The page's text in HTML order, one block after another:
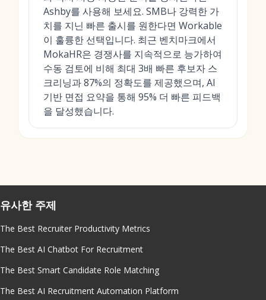
Ashby를 사용해 보세요. SMB나 강력한 가
치를 지닌 빠른 출시를 원한다면 Workable
이 훌륭한 선택입니다. 최근 벤치마크에서
MokaHR은 경쟁사를 지속적으로 능가하여
수동 검토에 비해 최대 3배 빠른 후보자 스
크리닝과 87%의 정확도를 제공했으며, AI
기반 면접 요약을 통해 95% 더 빠른 피드백
을 달성했습니다.
유사한 주제
The Best Recruiter Productivity Metrics
The Best AI Chatbot For Recruitment
The Best Smart Candidate Role Matching
The Best AI Recruitment Automation Platform